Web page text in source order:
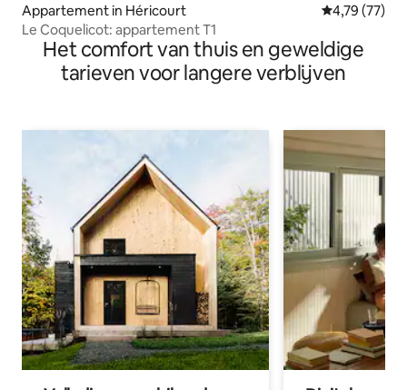
Appartement in Héricourt Gemiddelde
4,79 (77)
Le Coquelicot: appartement T1
Het comfort van thuis en geweldige
tarieven voor langere verblijven